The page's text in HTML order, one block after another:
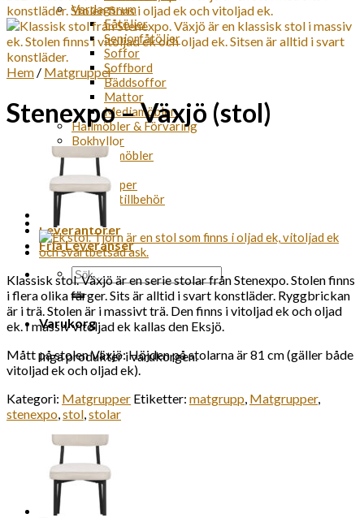
Vardagsrum
Fåtöljer
Seniorfåtöljer
Soffor
Soffbord
Bäddsoffor
Mattor
Mediamöbler
Hallmöbler & Förvaring
Bokhyllor
Kontorsmöbler
Lampor
Matgrupper
Badrumstillbehör
Erbjudanden
Leverantörer
Fria Leveranser
Sök
efter:
Varukorg
Inga produkter i varukorgen.
Hem / Matgrupper
Stenexpo – Växjö (stol)
Klassisk stol. Växjö är en serie stolar från Stenexpo. Stolen finns
i flera olika färger. Sits är alltid i svart konstläder. Ryggbrickan
är i trä. Stolen är i massivt trä. Den finns i vitoljad ek och oljad
ek. I massiv vitoljad ek kallas den Eksjö.
Mått på stolen Växjö: Höjden på stolarna är 81 cm (gäller både
vitoljad ek och oljad ek).
Kategori: Matgrupper Etiketter: matgrupp, Matgrupper,
stenexpo,stol,stolar